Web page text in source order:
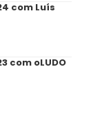
com Luís
com oLUDO